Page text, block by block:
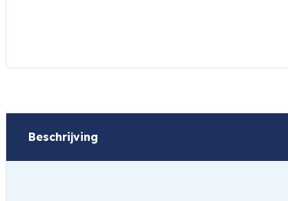
Beschrijving